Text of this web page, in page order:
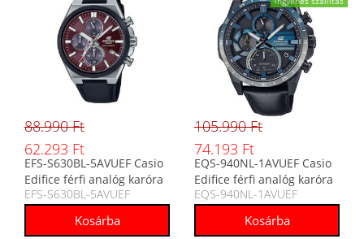
88.990 Ft
62.293 Ft
EFS-S630BL-5AVUEF Casio
Edifice férfi analóg karóra
EFS-S630BL-5AVUEF
105.990 Ft
74.193 Ft
EQS-940NL-1AVUEF Casio
Edifice férfi analóg karóra
EQS-940NL-1AVUEF